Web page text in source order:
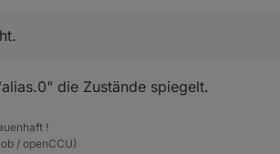
die Zustände spiegelt.
!
/ openCCU)